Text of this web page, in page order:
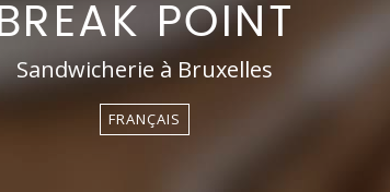
BREAK POINT
Sandwicherie à Bruxelles
FRANÇAIS